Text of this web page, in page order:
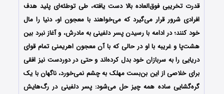
قدرت تخریبی فوق‌العاده بالا دست یافته، طی توطئه‌ای پلید هدف
افرادی شرور قرار می‌گیرد که می‌خواهند با معجون او، دنیا را مال
خود کنند؛ در ادامه با رسیدن پسر دلفینی به مادرش، و آغاز نبرد بین
هشت‌پا و غریبه با او در حالی که با آن معجون اهریمنی تمام قوای
دریایی را به سربازان‌ خود بدل کرده‌اند و حتی در دوردست نیز افقی
برای خلاصی از این بن‌بست مهلک به چشم نمی‌خورد، ناگهان با یک
گره‌گشایی ساده همه چیز حل می‌شود: پسر دلفینی در رگ‌هایش